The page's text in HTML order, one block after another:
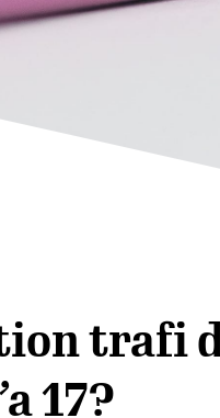
trafi
17?